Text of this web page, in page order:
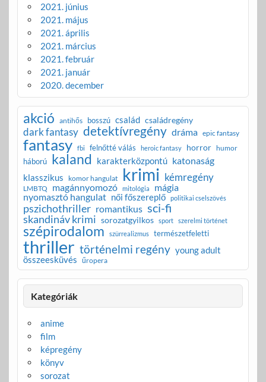
2021. június
2021. május
2021. április
2021. március
2021. február
2021. január
2020. december
akció antihős bosszú család családregény
dark fantasy detektívregény dráma epic fantasy
fantasy fbi felnőtté válás heroic fantasy horror humor
háború kaland karakterközpontú katonaság
klasszikus komor hangulat krimi kémregény
LMBTQ magánnyomozó mitológia mágia
nyomasztó hangulat női főszereplő politikai cselszövés
pszichothriller romantikus sci-fi
skandináv krimi sorozatgyilkos sport szerelmi történet
szépirodalom szürrealizmus természetfeletti
thriller történelmi regény young adult
összeesküvés űropera
Kategóriák
anime
film
képregény
könyv
sorozat